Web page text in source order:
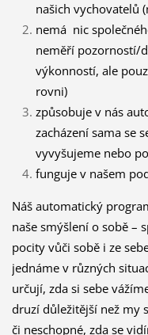
našich vychovatelů
nemá nic
neměří pozorností/
výkonností, ale
rovni)
způsobuje v nás
zacházení sama se
vyvyšujeme nebo
funguje v našem
Náš automatický
naše smýšlení o sobě –
pocity vůči sobě i ze
jednáme v různých
určují, zda si sebe
druzí důležitější než my
či neschopné, zda se